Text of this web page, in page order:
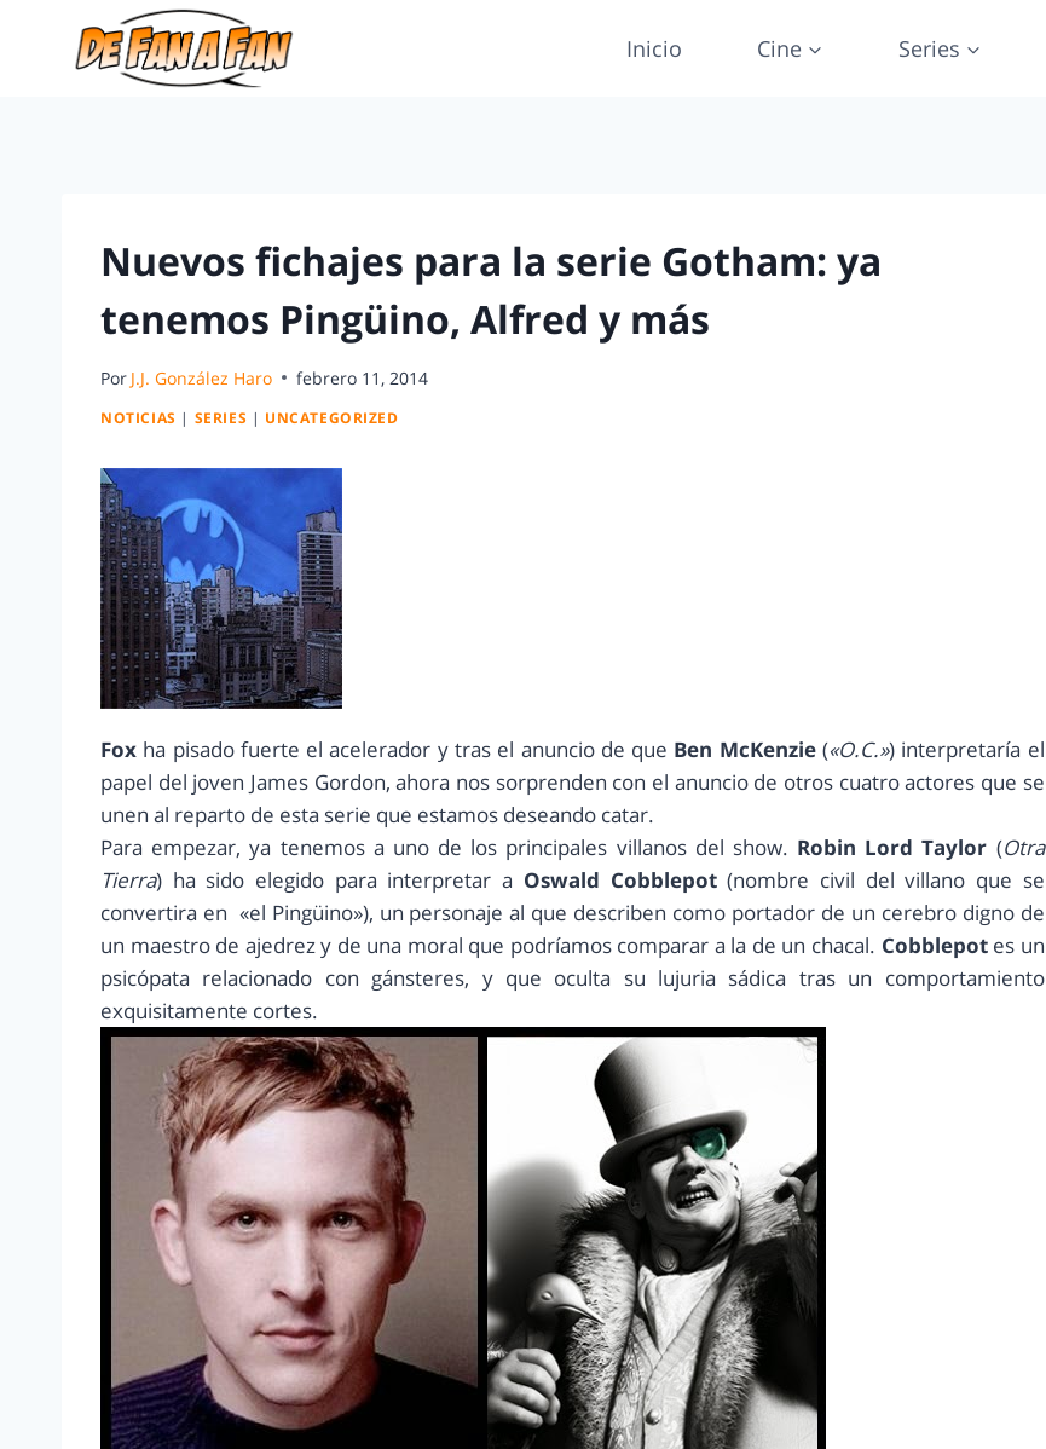
Inicio Cine Series
Nuevos fichajes para la serie Gotham: ya
tenemos Pingüino, Alfred y más
Por J.J. González Haro febrero 11, 2014
NOTICIAS | SERIES | UNCATEGORIZED
Fox ha pisado fuerte el acelerador y tras el anuncio de que Ben McKenzie(«O.C.») interpretaría el
papel del joven James Gordon, ahora nos sorprenden con el anuncio de otros cuatro actores que se
unen al reparto de esta serie que estamos deseando catar.
Para empezar, ya tenemos a uno de los principales villanos del show. Robin Lord Taylor (Otra
Tierra) ha sido elegido para interpretar a Oswald Cobblepot(nombre civil del villano que se
convertira en «el Pingüino»), un personaje al que describen como portador de un cerebro digno de
un maestro de ajedrez y de una moral que podríamos comparar a la de un chacal. Cobblepot es un
psicópata relacionado con gánsteres, y que oculta su lujuria sádica tras un comportamiento
exquisitamente cortes.